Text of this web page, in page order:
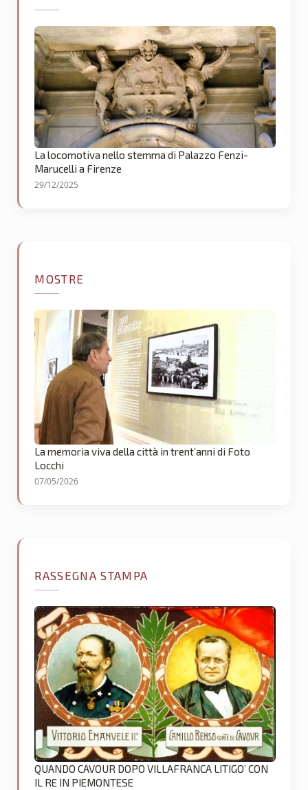
La locomotiva nello stemma di Palazzo Fenzi-
Marucelli a Firenze
29/12/2025
MOSTRE
La memoria viva della città in trent’anni di Foto
Locchi
07/05/2026
RASSEGNA STAMPA
QUANDO CAVOUR DOPO VILLAFRANCA LITIGO’ CON
IL RE IN PIEMONTESE